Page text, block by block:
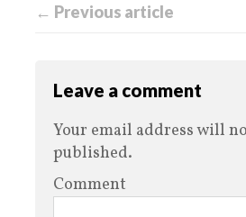
← Previous article
Leave a comment
Your email address will
published.
Comment